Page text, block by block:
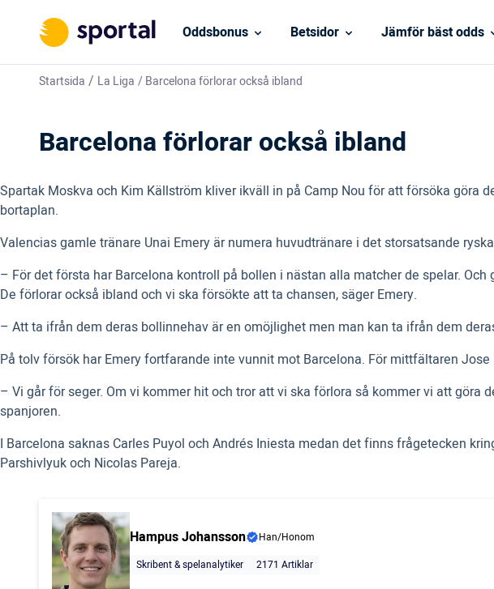
Oddsbonus Betsidor Jämför bäst odds
Startsida / La Liga /Barcelona förlorar också ibland
Barcelona förlorar också ibland
Spartak Moskva och Kim Källström kliver ikväll in på Camp Nou för att försöka
bortaplan.
Valencias gamle tränare Unai Emery är numera huvudtränare i det storsatsande
– För det första har Barcelona kontroll på bollen i nästan alla matcher de spelar.
De förlorar också ibland och vi ska försökte att ta chansen, säger Emery.
– Att ta ifrån dem deras bollinnehav är en omöjlighet men man kan ta ifrån dem
På tolv försök har Emery fortfarande inte vunnit mot Barcelona. För mittfältaren
– Vi går för seger. Om vi kommer hit och tror att vi ska förlora så kommer vi att
spanjoren.
I Barcelona saknas Carles Puyol och Andrés Iniesta medan det finns frågetecken
Parshivlyuk och Nicolas Pareja.
Hampus Johansson
Han/Honom
Skribent & spelanalytiker
2171 Artiklar